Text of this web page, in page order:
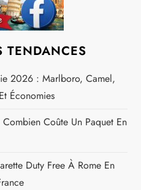
TENDANCES
2026 : Marlboro, Camel,
Économies
Coûte Un Paquet En
Duty Free À Rome En